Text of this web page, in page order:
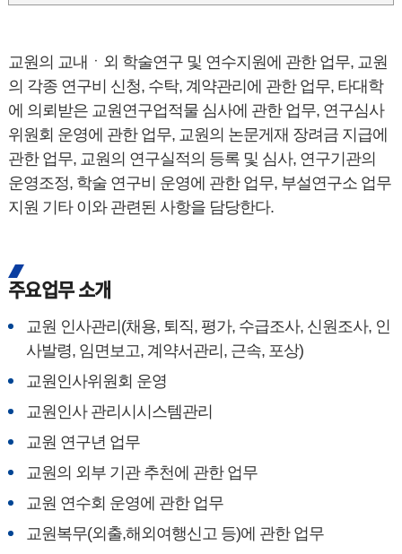
교원의 교내ㆍ외 학술연구 및 연수지원에 관한 업무, 교원
의 각종 연구비 신청, 수탁, 계약관리에 관한 업무, 타대학
에 의뢰받은 교원연구업적물 심사에 관한 업무, 연구심사
위원회 운영에 관한 업무, 교원의 논문게재 장려금 지급에
관한 업무, 교원의 연구실적의 등록 및 심사, 연구기관의
운영조정, 학술 연구비 운영에 관한 업무, 부설연구소 업무
지원 기타 이와 관련된 사항을 담당한다.
주요업무 소개
교원 인사관리(채용, 퇴직, 평가, 수급조사, 신원조사, 인
사발령, 임면보고, 계약서관리, 근속, 포상)
교원인사위원회 운영
교원인사 관리시시스템관리
교원 연구년 업무
교원의 외부 기관 추천에 관한 업무
교원 연수회 운영에 관한 업무
교원복무(외출,해외여행신고 등)에 관한 업무